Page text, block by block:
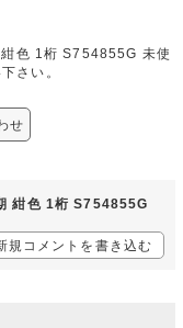
色 1桁 S754855G 未使
さい。
せ
紺色 1桁 S754855G
規コメントを書き込む